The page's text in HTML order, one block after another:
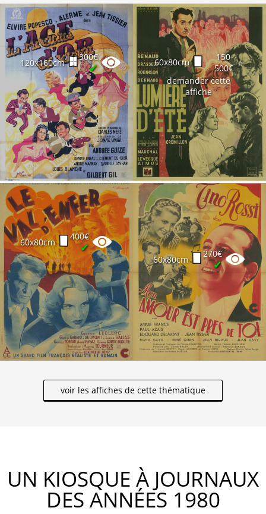
120x160cm
300€
✔ 60x80cm
150-
500€ ☆
demander cette
affiche
60x80cm
400€
✔
60x80cm
270€
✔
voir les affiches de cette thématique
UN KIOSQUE À JOURNAUX
DES ANNÉES 1980